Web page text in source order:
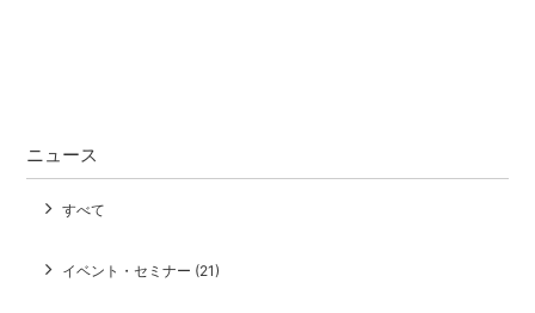
ニュース
すべて
イベント・セミナー (21)